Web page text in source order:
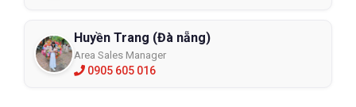
Huyền Trang (Đà nẵng)
Area Sales Manager
0905 605 016